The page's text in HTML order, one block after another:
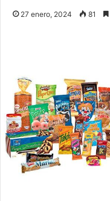
27 enero, 2024 81